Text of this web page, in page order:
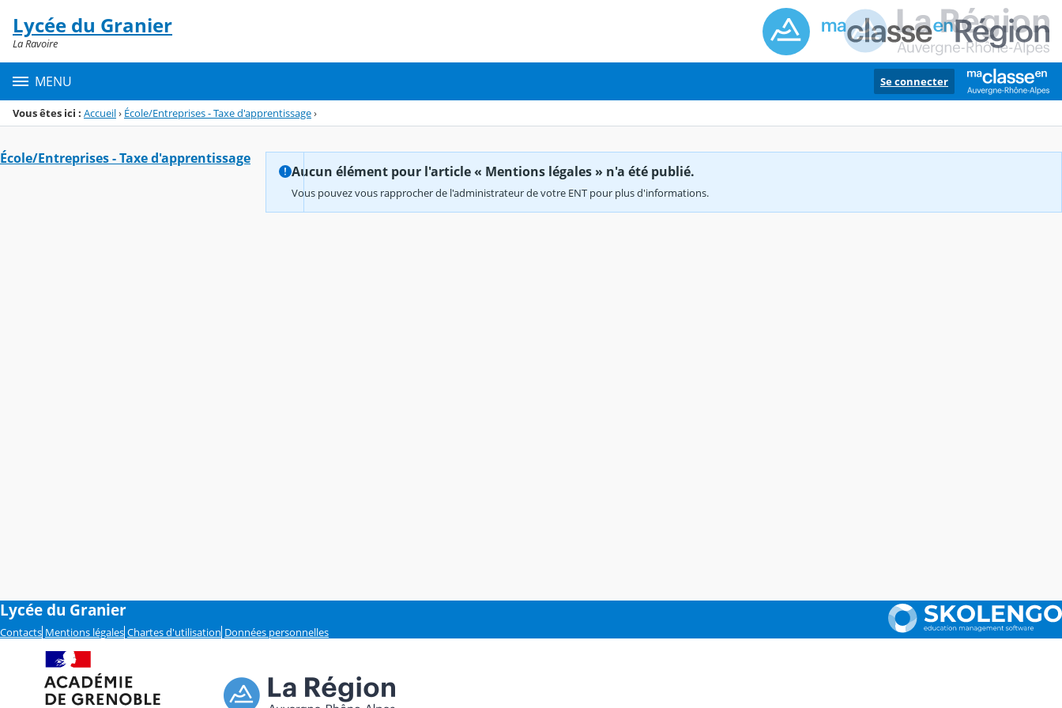
Menu de la rubrique
Contenu
Lycée du Granier
La Ravoire
MENU Se connecter
Vous êtes ici : Accueil› École/Entreprises - Taxe d'apprentissage›
École/Entreprises - Taxe d'apprentissage
Aucun élément pour l'article « Mentions légales » n'a été publié.
Vous pouvez vous rapprocher de l'administrateur de votre ENT pour plus d'informations.
Lycée du Granier
Contacts Mentions légales Chartes d'utilisation Données personnelles